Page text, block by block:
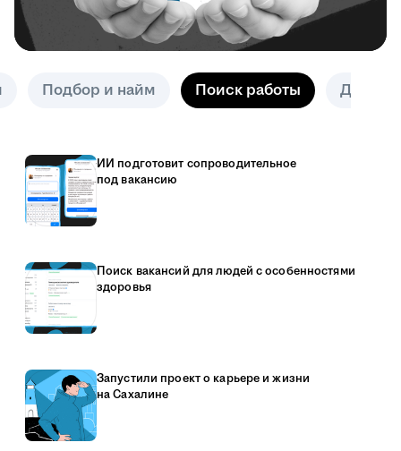
Подбор и найм Поиск работы Другое
ИИ подготовит сопроводительное
под вакансию
Поиск вакансий для людей с особенностями
здоровья
Запустили проект о карьере и жизни
на Сахалине